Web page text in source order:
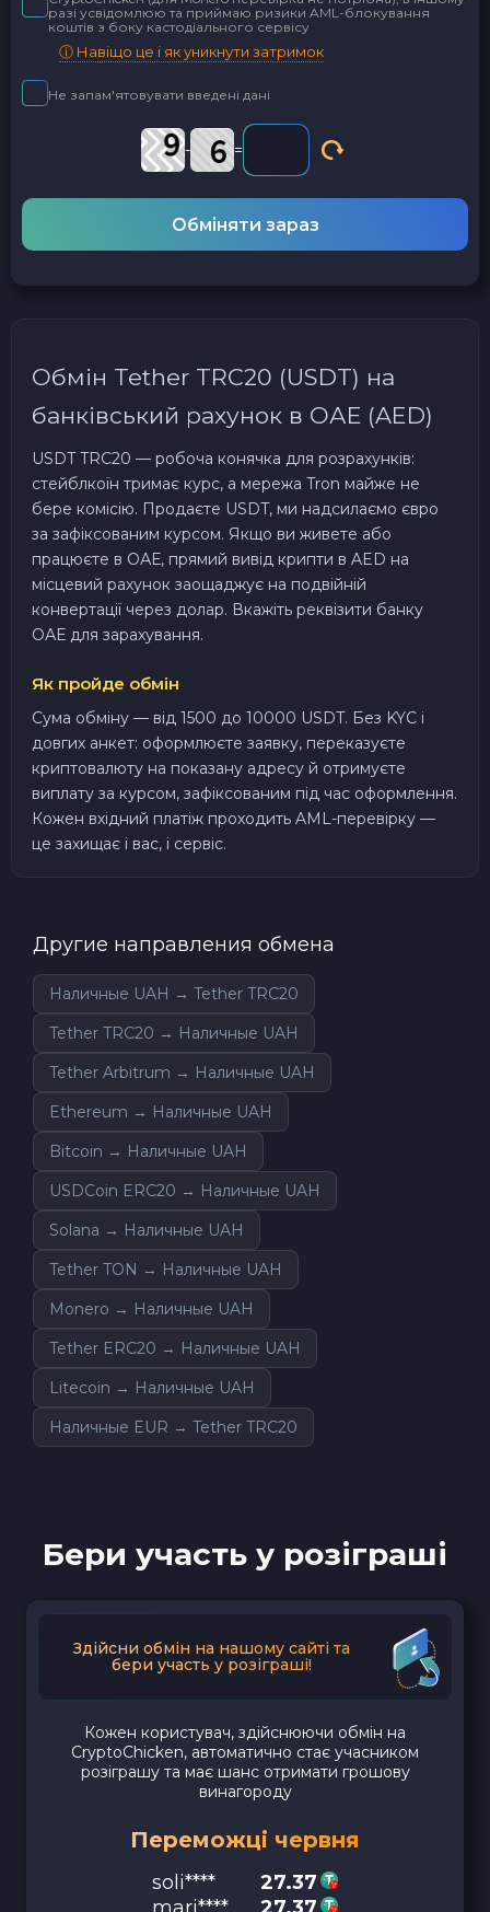
разі усвідомлюю та приймаю ризики AML-блокування
коштів з боку кастодіального сервісу
ⓘ Навіщо це і як уникнути затримок
Не запам'ятовувати введені дані
- =
Обміняти зараз
Обмін Tether TRC20 (USDT) на
банківський рахунок в ОАЕ (AED)
USDT TRC20 — робоча конячка для розрахунків:
стейблкоїн тримає курс, а мережа Tron майже не
бере комісію. Продаєте USDT, ми надсилаємо євро
за зафіксованим курсом. Якщо ви живете або
працюєте в ОАЕ, прямий вивід крипти в AED на
місцевий рахунок заощаджує на подвійній
конвертації через долар. Вкажіть реквізити банку
ОАЕ для зарахування.
Як пройде обмін
Сума обміну — від 1500 до 10000 USDT. Без KYC і
довгих анкет: оформлюєте заявку, переказуєте
криптовалюту на показану адресу й отримуєте
виплату за курсом, зафіксованим під час оформлення.
Кожен вхідний платіж проходить AML-перевірку —
це захищає і вас, і сервіс.
Другие направления обмена
Наличные UAH → Tether TRC20
Tether TRC20 → Наличные UAH
Tether Arbitrum → Наличные UAH
Ethereum → Наличные UAH
Bitcoin → Наличные UAH
USDCoin ERC20 → Наличные UAH
Solana → Наличные UAH
Tether TON → Наличные UAH
Monero → Наличные UAH
Tether ERC20 → Наличные UAH
Litecoin → Наличные UAH
Наличные EUR → Tether TRC20
Бери участь у розіграші
Здійсни обмін на нашому сайті та
бери участь у розіграші!
Кожен користувач, здійснюючи обмін на
CryptoChicken, автоматично стає учасником
розіграшу та має шанс отримати грошову
винагороду
Переможці червня
soli****
27.37